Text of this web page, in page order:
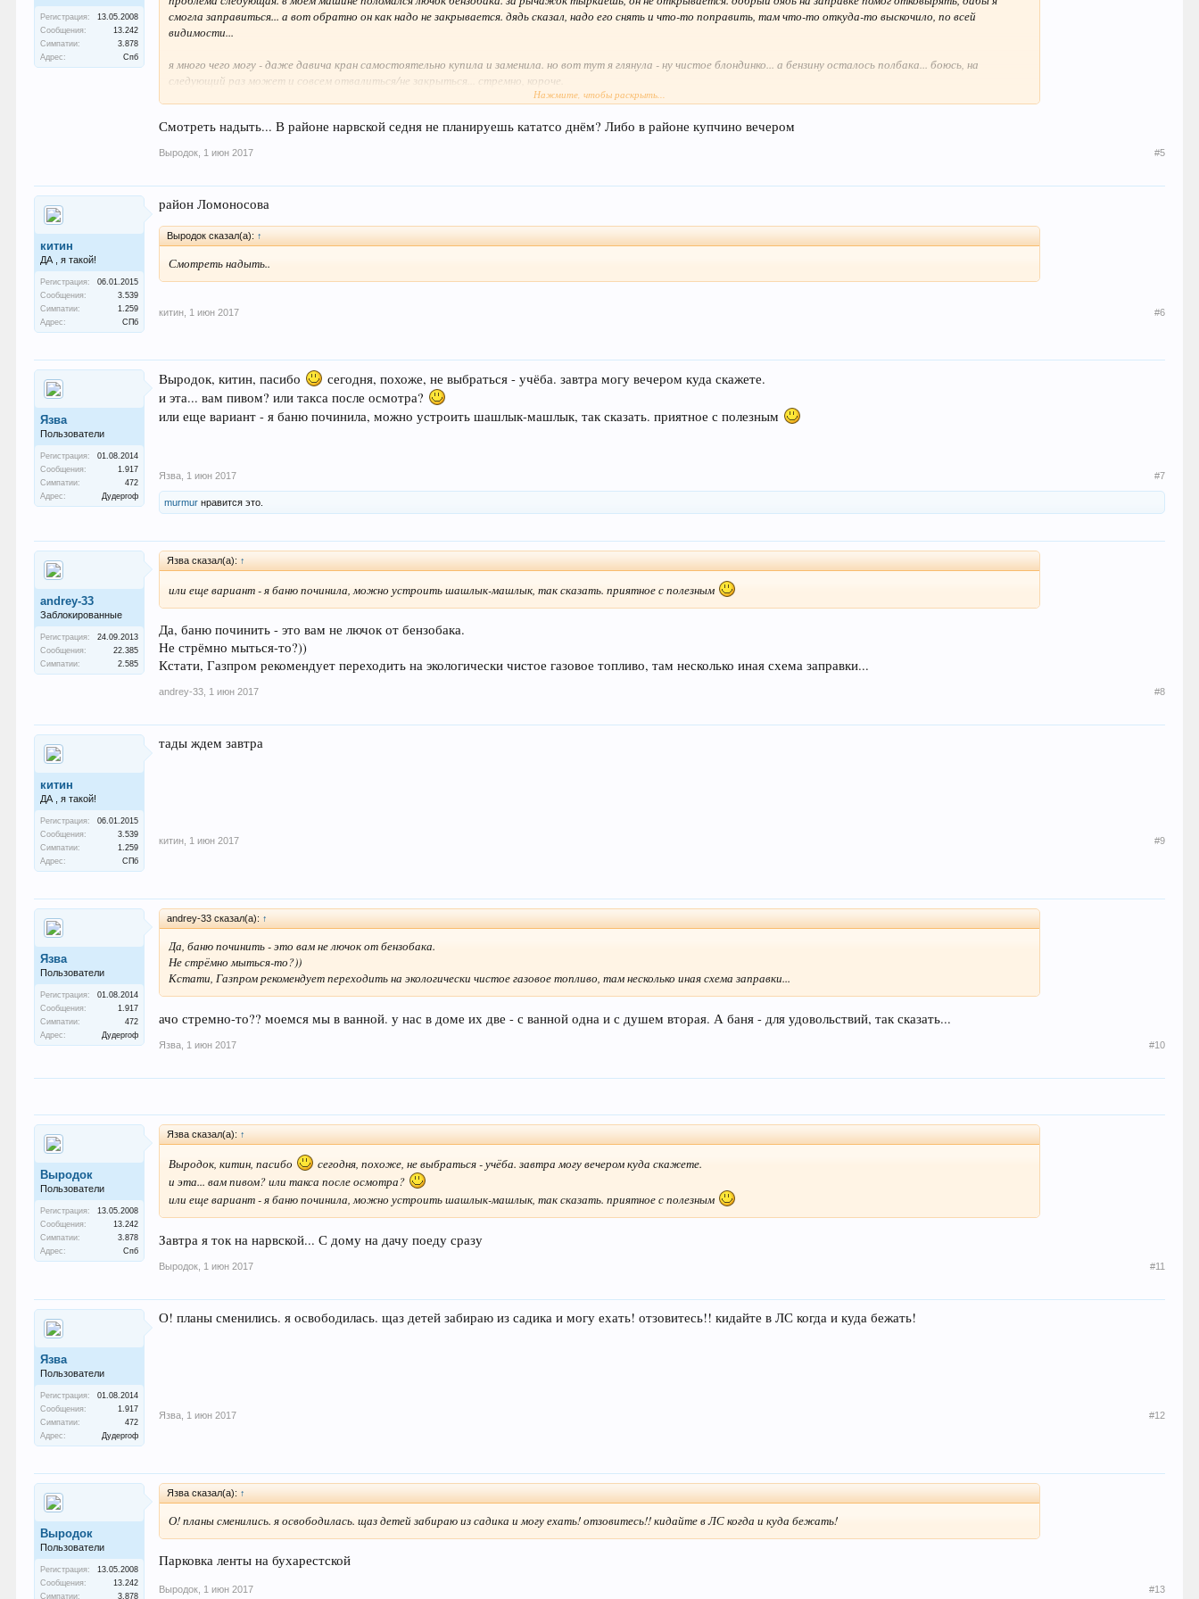
Регистрация:
13.05.2008
Сообщения:
13.242
Симпатии:
3.878
Адрес:
Спб
смогла заправиться... а вот обратно он как надо не закрывается. дядь сказал, надо его снять и что-то поправить, там что-то откуда-то выскочило, по всей
видимости...
я много чего могу - даже давича кран самостоятельно купила и заменила. но вот тут я глянула - ну чистое блондинко... а бензину осталось полбака... боюсь, на
следующий раз может и совсем отвалиться/не закрыться... стремно, короче.
настроение улучшить
есть тут умельцы?
Нажмите, чтобы раскрыть...
Смотреть надыть... В районе нарвской седня не планируешь кататсо днём? Либо в районе купчино вечером
Выродок 1 июн 2017 #5
китин
ДА , я такой!
Регистрация:
06.01.2015
Сообщения:
3.539
Симпатии:
1.259
Адрес:
СПб
район Ломоносова
Выродок сказал(а): ↑
Смотреть надыть..
китин 1 июн 2017 #6
Язва
Пользователи
Регистрация:
01.08.2014
Сообщения:
1.917
Симпатии:
472
Адрес:
Дудергоф
Выродок, китин, пасибо
сегодня, похоже, не выбраться - учёба. завтра могу вечером куда скажете.
и эта... вам пивом? или такса после осмотра?
или еще вариант - я баню починила, можно устроить шашлык-машлык, так сказать. приятное с полезным
Язва 1 июн 2017 #7
murmur нравится это.
andrey-33
Заблокированные
Регистрация:
24.09.2013
Сообщения:
22.385
Симпатии:
2.585
Язва сказал(а): ↑
или еще вариант - я баню починила, можно устроить шашлык-машлык, так сказать. приятное с полезным
Да, баню починить - это вам не лючок от бензобака.
Не стрёмно мыться-то?))
Кстати, Газпром рекомендует переходить на экологически чистое газовое топливо, там несколько иная схема заправки...
andrey-33 1 июн 2017 #8
китин
ДА , я такой!
Регистрация:
06.01.2015
Сообщения:
3.539
Симпатии:
1.259
Адрес:
СПб
тады ждем завтра
китин 1 июн 2017 #9
Язва
Пользователи
Регистрация:
01.08.2014
Сообщения:
1.917
Симпатии:
472
Адрес:
Дудергоф
andrey-33 сказал(а): ↑
Да, баню починить - это вам не лючок от бензобака.
Не стрёмно мыться-то?))
Кстати, Газпром рекомендует переходить на экологически чистое газовое топливо, там несколько иная схема заправки...
ачо стремно-то?? моемся мы в ванной. у нас в доме их две - с ванной одна и с душем вторая. А баня - для удовольствий, так сказать...
Язва 1 июн 2017 #10
Выродок
Пользователи
Регистрация:
13.05.2008
Сообщения:
13.242
Симпатии:
3.878
Адрес:
Спб
Язва сказал(а): ↑
Выродок, китин, пасибо
сегодня, похоже, не выбраться - учёба. завтра могу вечером куда скажете.
и эта... вам пивом? или такса после осмотра?
или еще вариант - я баню починила, можно устроить шашлык-машлык, так сказать. приятное с полезным
Завтра я ток на нарвской... С дому на дачу поеду сразу
Выродок 1 июн 2017 #11
Язва
Пользователи
Регистрация:
01.08.2014
Сообщения:
1.917
Симпатии:
472
Адрес:
Дудергоф
О! планы сменились. я освободилась. щаз детей забираю из садика и могу ехать! отзовитесь!! кидайте в ЛС когда и куда бежать!
Язва 1 июн 2017 #12
Выродок
Пользователи
Регистрация:
13.05.2008
Сообщения:
13.242
Симпатии:
3.878
Язва сказал(а): ↑
О! планы сменились. я освободилась. щаз детей забираю из садика и могу ехать! отзовитесь!! кидайте в ЛС когда и куда бежать!
Парковка ленты на бухарестской
Выродок 1 июн 2017 #13